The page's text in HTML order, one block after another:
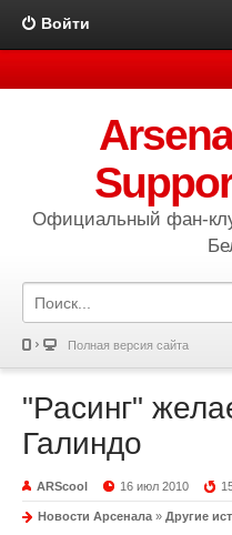
Войти
Официальный фан-
Полная версия сайта
"Расинг"
Галиндо
ARScool 16 июл 2010
Новости Арсенала » Другие